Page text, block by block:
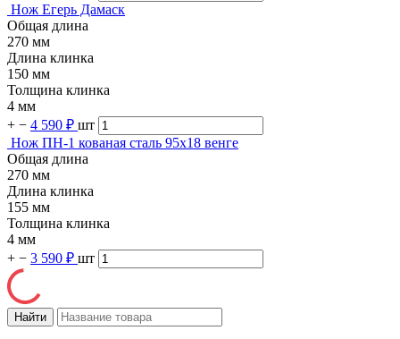
Нож Егерь Дамаск
Общая длина
270 мм
Длина клинка
150 мм
Толщина клинка
4 мм
+ − 4 590 ₽ шт
Нож ПН-1 кованая сталь 95х18 венге
Общая длина
270 мм
Длина клинка
155 мм
Толщина клинка
4 мм
+ − 3 590 ₽ шт